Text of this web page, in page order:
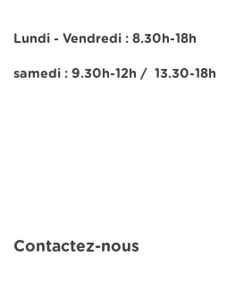
Lundi - Vendredi : 8.30h-18h
samedi : 9.30h-12h / 13.30-18h
Contactez-nous